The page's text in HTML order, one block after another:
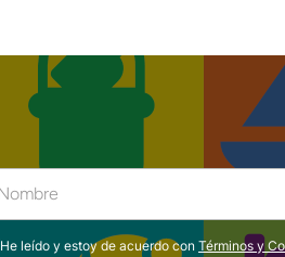
He leído y estoy de acuerdo con Términos y